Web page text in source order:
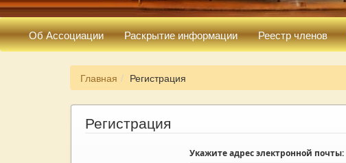
Об Ассоциации Раскрытие информации Реестр членов
Главная Регистрация
Регистрация
Укажите адрес электронной почты: